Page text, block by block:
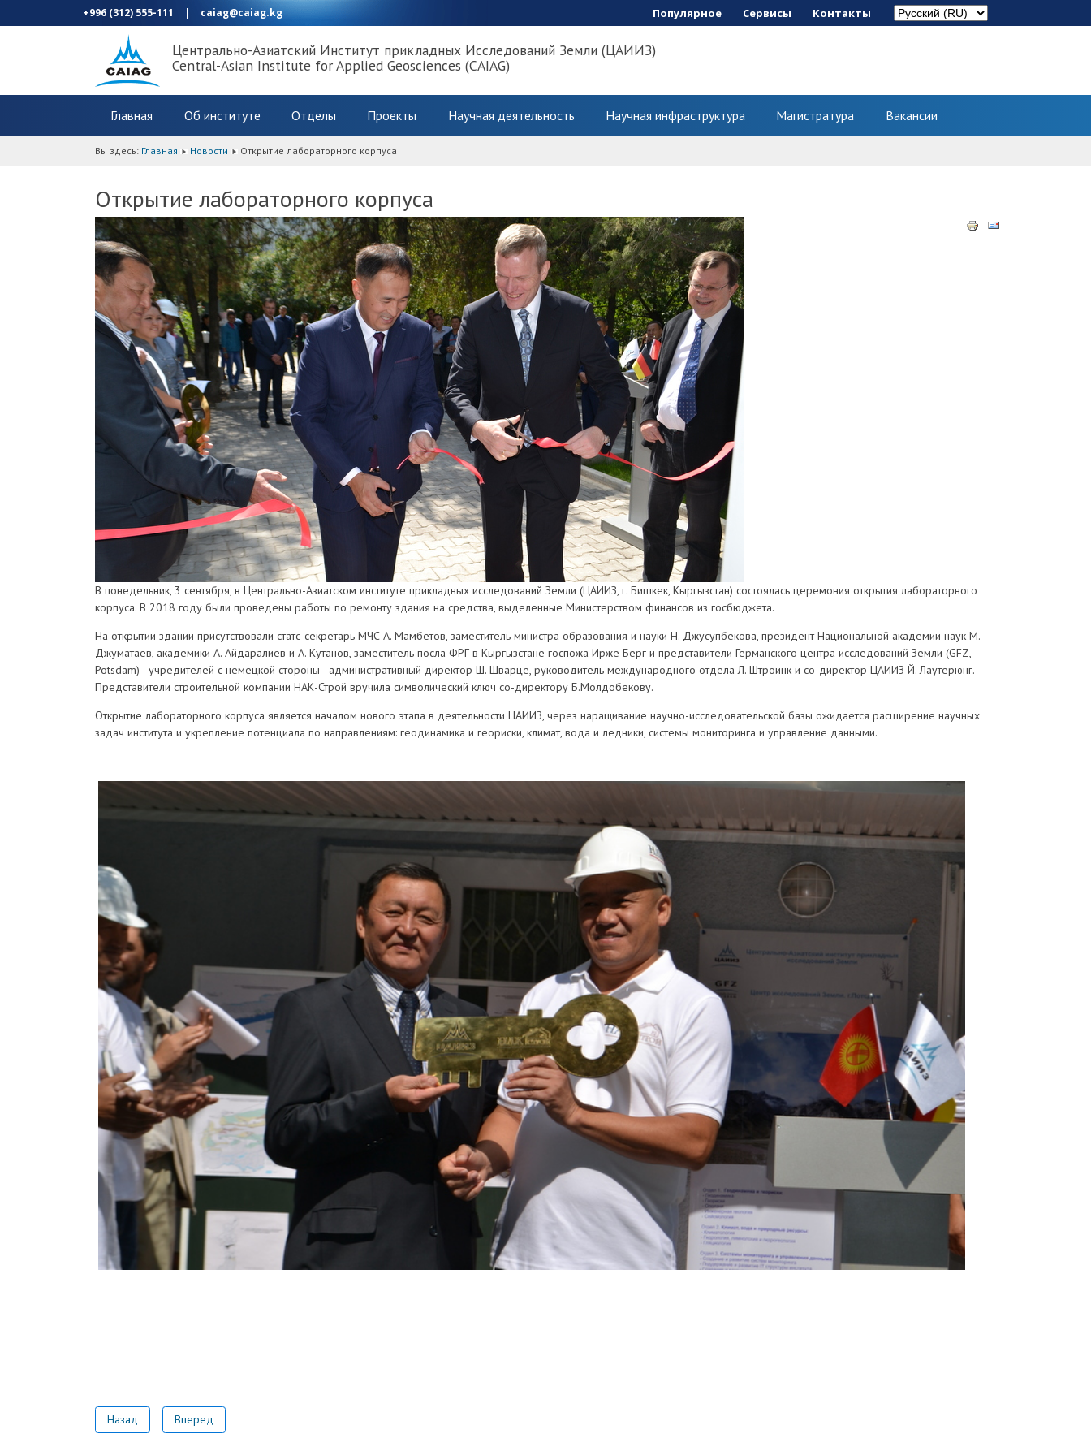
+996 (312) 555-111 | caiag@caiag.kg Популярное Сервисы Контакты
Центрально-Азиатский Институт прикладных Исследований Земли (ЦАИИЗ)
Central-Asian Institute for Applied Geosciences (CAIAG)
Главная Об институте Отделы Проекты Научная деятельность Научная инфраструктура Магистратура Вакансии
Вы здесь: Главная Новости Открытие лабораторного корпуса
Открытие лабораторного корпуса
В понедельник, 3 сентября, в Центрально-Азиатском институте прикладных исследований Земли (ЦАИИЗ, г. Бишкек, Кыргызстан) состоялась церемония открытия лабораторного
корпуса. В 2018 году были проведены работы по ремонту здания на средства, выделенные Министерством финансов из госбюджета.
На открытии здании присутствовали статс-секретарь МЧС А. Мамбетов, заместитель министра образования и науки Н. Джусупбекова, президент Национальной академии наук М.
Джуматаев, академики А. Айдаралиев и А. Кутанов, заместитель посла ФРГ в Кыргызстане госпожа Ирже Берг и представители Германского центра исследований Земли (GFZ,
Potsdam) - учредителей с немецкой стороны - административный директор Ш. Шварце, руководитель международного отдела Л. Штроинк и со-директор ЦАИИЗ Й. Лаутерюнг.
Представители строительной компании НАК-Строй вручила символический ключ со-директору Б.Молдобекову.
Открытие лабораторного корпуса является началом нового этапа в деятельности ЦАИИЗ, через наращивание научно-исследовательской базы ожидается расширение научных
задач института и укрепление потенциала по направлениям: геодинамика и геориски, климат, вода и ледники, системы мониторинга и управление данными.
Назад Вперед